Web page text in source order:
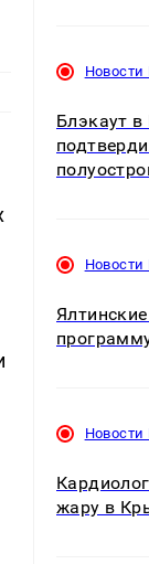
Блэкаут
жару в